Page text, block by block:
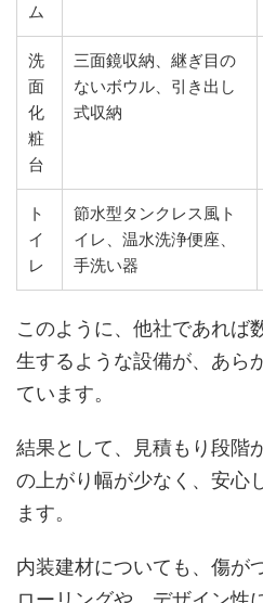
ム
洗
面
化
粧
台
三面鏡収納、継ぎ目の
ないボウル、引き出し
式収納
ト
イ
レ
節水型タンクレス風ト
イレ、温水洗浄便座、
手洗い器
このように、他社であれば
生するような設備が、あら
ています。
結果として、見積もり段階
の上がり幅が少なく、安心
ます。
内装建材についても、傷が